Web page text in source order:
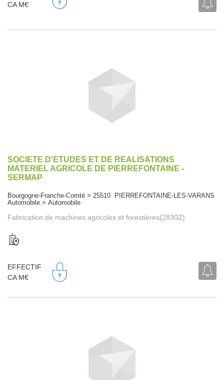
CA M€
SOCIETE D'ETUDES ET DE REALISATIONS
MATERIEL AGRICOLE DE PIERREFONTAINE -
SERMAP
Bourgogne-Franche-Comté > 25510 PIERREFONTAINE-LES-VARANS
Automobile > Automobile
Fabrication de machines agricoles et forestières(2830Z)
EFFECTIF
CA M€